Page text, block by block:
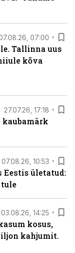
07:00
Tallinna uus
kõva
27.07.26, 17:18
kaubamärk
07.08.26, 10:53
ületatud:
03.08.26, 14:25
kosus,
kahjumit.